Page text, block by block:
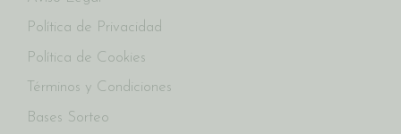
Política de Privacidad
Política de Cookies
Términos y Condiciones
Bases Sorteo